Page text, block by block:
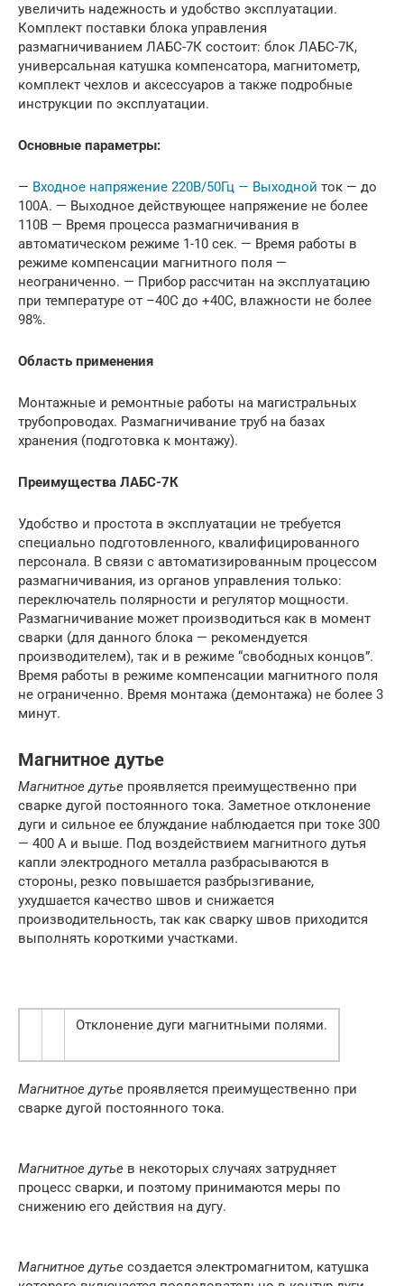
увеличить надежность и удобство эксплуатации.
Комплект поставки блока управления
размагничиванием ЛАБС-7К состоит: блок ЛАБС-7К,
универсальная катушка компенсатора, магнитометр,
комплект чехлов и аксессуаров а также подробные
инструкции по эксплуатации.
Основные параметры:
— Входное напряжение 220В/50Гц — Выходной ток — до
100А. — Выходное действующее напряжение не более
110В — Время процесса размагничивания в
автоматическом режиме 1-10 сек. — Время работы в
режиме компенсации магнитного поля —
неограниченно. — Прибор рассчитан на эксплуатацию
при температуре от –40С до +40С, влажности не более
98%.
Область применения
Монтажные и ремонтные работы на магистральных
трубопроводах. Размагничивание труб на базах
хранения (подготовка к монтажу).
Преимущества ЛАБC-7К
Удобство и простота в эксплуатации не требуется
специально подготовленного, квалифицированного
персонала. В связи с автоматизированным процессом
размагничивания, из органов управления только:
переключатель полярности и регулятор мощности.
Размагничивание может производиться как в момент
сварки (для данного блока — рекомендуется
производителем), так и в режиме “свободных концов”.
Время работы в режиме компенсации магнитного поля
не ограниченно. Время монтажа (демонтажа) не более 3
минут.
Магнитное дутье
Магнитное дутье проявляется преимущественно при
сварке дугой постоянного тока. Заметное отклонение
дуги и сильное ее блуждание наблюдается при токе 300
— 400 А и выше. Под воздействием магнитного дутья
капли электродного металла разбрасываются в
стороны, резко повышается разбрызгивание,
ухудшается качество швов и снижается
производительность, так как сварку швов приходится
выполнять короткими участками.
Отклонение дуги магнитными полями.
Магнитное дутье проявляется преимущественно при
сварке дугой постоянного тока.
Магнитное дутье в некоторых случаях затрудняет
процесс сварки, и поэтому принимаются меры по
снижению его действия на дугу.
Магнитное дутье создается электромагнитом, катушка